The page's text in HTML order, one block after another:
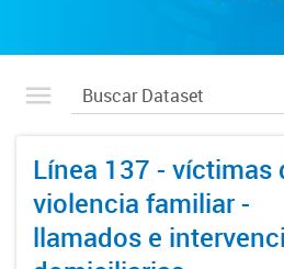
Línea 137 - víctimas
violencia familiar -
llamados e